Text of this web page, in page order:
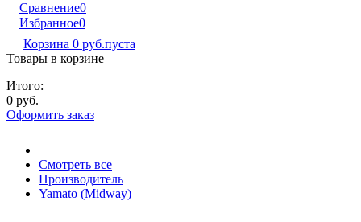
Сравнение0
Избранное0
Корзина 0 руб.пуста
Товары в корзине
Итого:
0 руб.
Оформить заказ
Смотреть все
Производитель
Yamato (Midway)